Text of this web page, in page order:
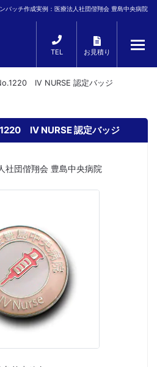
バッチ作成実例：医療法人社団偕翔会 豊島中央病院
TEL お見積り
IV NURSE 認定バッジ
IV NURSE 認定バッジ
社団偕翔会 豊島中央病院